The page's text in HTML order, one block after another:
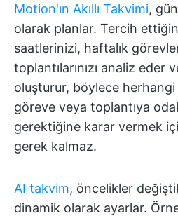
Motion'ın Akıllı Takvimi,
olarak planlar. Tercih
saatlerinizi, haftalık
toplantılarınızı analiz eder
oluşturur, böylece
göreve veya toplantıya
gerektiğine karar vermek
gerek kalmaz.
AI takvim, öncelikler
dinamik olarak ayarlar.